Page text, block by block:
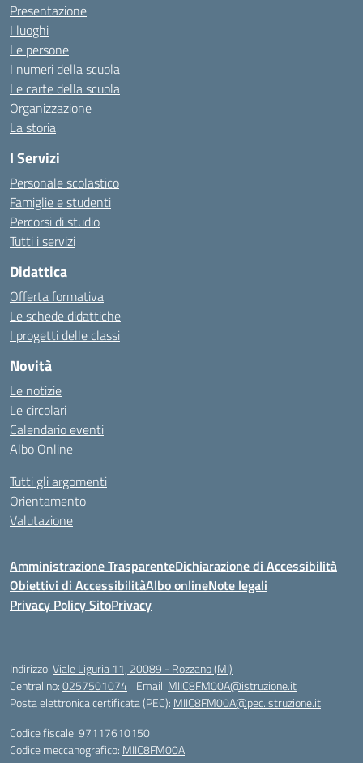
Presentazione
I luoghi
Le persone
I numeri della scuola
Le carte della scuola
Organizzazione
La storia
I Servizi
Personale scolastico
Famiglie e studenti
Percorsi di studio
Tutti i servizi
Didattica
Offerta formativa
Le schede didattiche
I progetti delle classi
Novità
Le notizie
Le circolari
Calendario eventi
Albo Online
Tutti gli argomenti
Orientamento
Valutazione
Amministrazione TrasparenteDichiarazione di Accessibilità
Obiettivi di AccessibilitàAlbo onlineNote legali
Privacy Policy SitoPrivacy
Indirizzo:Viale Liguria 11, 20089 - Rozzano (MI)
Centralino:0257501074 Email: MIIC8FM00A@istruzione.it
Posta elettronica certificata (PEC): MIIC8FM00A@pec.istruzione.it
Codice fiscale: 97117610150
Codice meccanografico: MIIC8FM00A